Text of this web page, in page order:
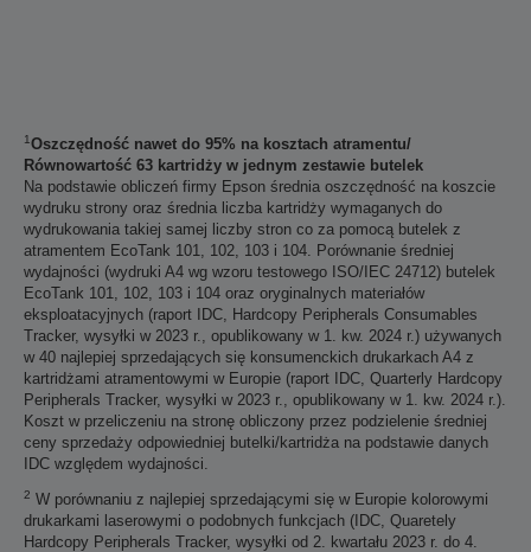
1Oszczędność nawet do 95% na kosztach atramentu/
Równowartość 63 kartridży w jednym zestawie butelek
Na podstawie obliczeń firmy Epson średnia oszczędność na koszcie
wydruku strony oraz średnia liczba kartridży wymaganych do
wydrukowania takiej samej liczby stron co za pomocą butelek z
atramentem EcoTank 101, 102, 103 i 104. Porównanie średniej
wydajności (wydruki A4 wg wzoru testowego ISO/IEC 24712) butelek
EcoTank 101, 102, 103 i 104 oraz oryginalnych materiałów
eksploatacyjnych (raport IDC, Hardcopy Peripherals Consumables
Tracker, wysyłki w 2023 r., opublikowany w 1. kw. 2024 r.) używanych
w 40 najlepiej sprzedających się konsumenckich drukarkach A4 z
kartridżami atramentowymi w Europie (raport IDC, Quarterly Hardcopy
Peripherals Tracker, wysyłki w 2023 r., opublikowany w 1. kw. 2024 r.).
Koszt w przeliczeniu na stronę obliczony przez podzielenie średniej
ceny sprzedaży odpowiedniej butelki/kartridża na podstawie danych
IDC względem wydajności.
2 W porównaniu z najlepiej sprzedającymi się w Europie kolorowymi
drukarkami laserowymi o podobnych funkcjach (IDC, Quaretely
Hardcopy Peripherals Tracker, wysyłki od 2. kwartału 2023 r. do 4.